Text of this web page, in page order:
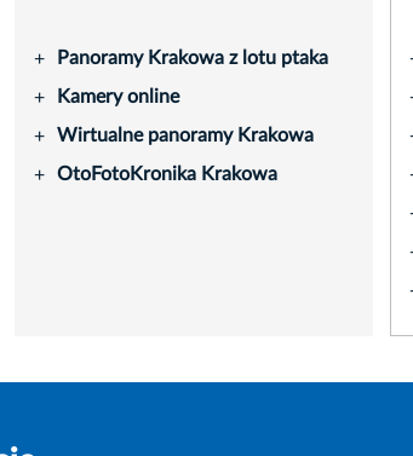
+ Panoramy Krakowa z lotu ptaka
+ Kamery online
+ Wirtualne panoramy Krakowa
+ OtoFotoKronika Krakowa